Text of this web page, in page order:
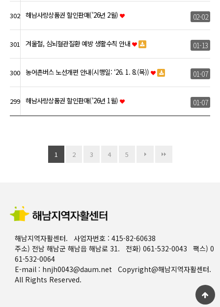
302 해남사랑상품권 할인판매('26년 2월) 02-02
301 겨울철, 심뇌혈관질환 예방 생활수칙 안내 01-13
300 농어촌버스 노선개편 안내(시행일: ‘26. 1. 8.(목)) 01-07
299 해남사랑상품권 할인판매('26년 1월) 01-07
1 2 3 4 5
해남지역자활센터. 사업자번호 : 415-82-60638
주소) 전남 해남군 해남읍 해남로 31. 전화) 061-532-0043 팩스) 0
61-532-0064
E-mail : hnjh0043@daum.net Copyright@해남지역자활센터.
All Rights Reserved.